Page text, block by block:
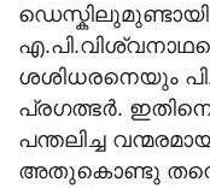
ശശിധരനെയും
പ്രഗത്ഭര്‍.
പന്തലിച്ച
അതുകൊണ്ടു